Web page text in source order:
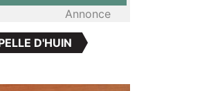
Annonce
D'HUIN